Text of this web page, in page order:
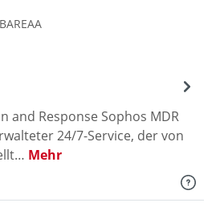
and Response Sophos MDR
24/7-Service, der von
Mehr